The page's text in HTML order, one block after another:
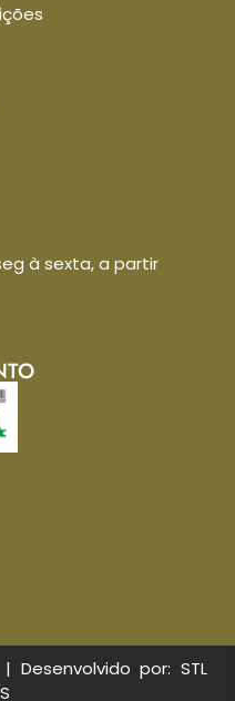
à sexta, a partir
Desenvolvido por: STL